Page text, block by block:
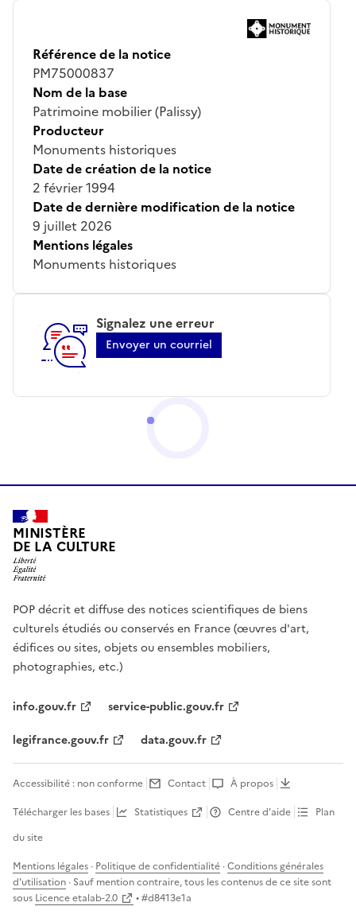
Référence de la notice
PM75000837
Nom de la base
Patrimoine mobilier (Palissy)
Producteur
Monuments historiques
Date de création de la notice
2 février 1994
Date de dernière modification de la notice
9 juillet 2026
Mentions légales
Monuments historiques
Signalez une erreur
Envoyer un courriel
MINISTÈRE
DE LA CULTURE
POP décrit et diffuse des notices scientifiques de biens
culturels étudiés ou conservés en France (œuvres d'art,
édifices ou sites, objets ou ensembles mobiliers,
photographies, etc.)
info.gouv.fr
service-public.gouv.fr
legifrance.gouv.fr
data.gouv.fr
Accessibilité : non conforme Contact
À propos
Télécharger les bases
Statistiques Centre d’aide
Plan
du site
Mentions légales · Politique de confidentialité ·Conditions générales
d'utilisation · Sauf mention contraire, tous les contenus de ce site sont
sous Licence etalab-2.0 • #d8413e1a